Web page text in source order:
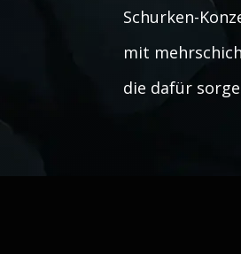
Schurken-
mit
die dafür